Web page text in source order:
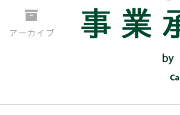
アーカイブ